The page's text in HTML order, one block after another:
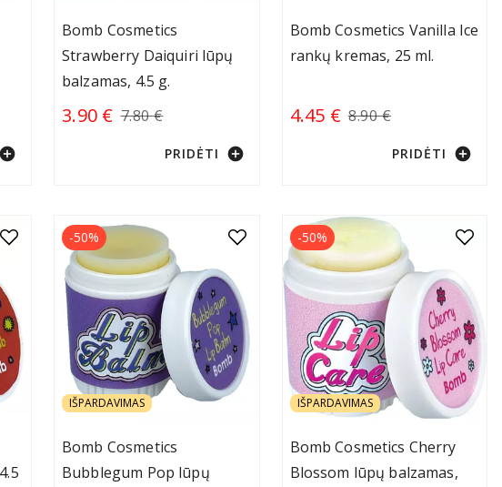
add_circle
Bomb Cosmetics
Strawberry Daiquiri lūpų
balzamas, 4.5 g.
3.90 € 7.80 €
PRIDĖTI add_circle
Bomb Cosmetics Vanilla Ice
rankų kremas, 25 ml.
4.45 € 8.90 €
PRIDĖTI add_circle
IŠPARDAVIMAS
Bomb Cosmetics
Bubblegum Pop lūpų
-50%
IŠPARDAVIMAS
Bomb Cosmetics Cherry
Blossom lūpų balzamas,
-50%